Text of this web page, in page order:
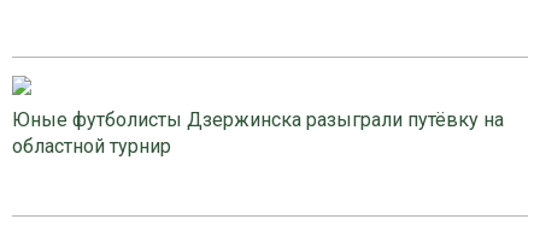
Юные футболисты Дзержинска разыграли путёвку на
областной турнир